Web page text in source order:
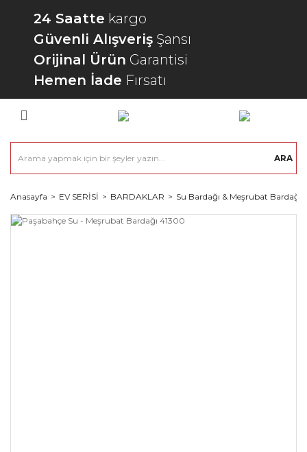
24 Saatte kargo
Güvenli Alışveriş Şansı
Orijinal Ürün Garantisi
Hemen İade Fırsatı
ARA
Anasayfa EV SERİSİ BARDAKLAR Su Bardağı & Meşrubat Bardağı